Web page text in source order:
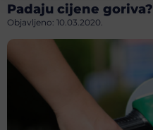
Padaju cijene goriva?
Objavljeno: 10.03.2020.